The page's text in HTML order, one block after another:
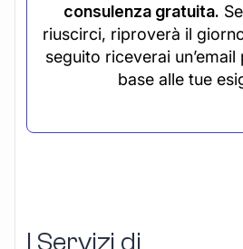
consulenza gratuita.
riuscirci, riproverà il
seguito riceverai
base alle tue
I Servizi di